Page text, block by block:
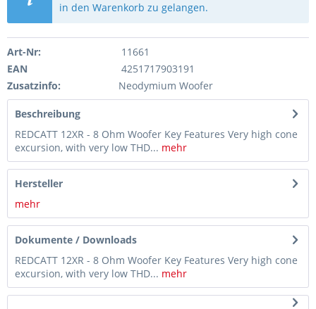
in den Warenkorb zu gelangen.
Art-Nr:
11661
EAN
4251717903191
Zusatzinfo:
Neodymium Woofer
Beschreibung
REDCATT 12XR - 8 Ohm Woofer Key Features Very high cone
excursion, with very low THD... mehr
Hersteller
mehr
Dokumente / Downloads
REDCATT 12XR - 8 Ohm Woofer Key Features Very high cone
excursion, with very low THD... mehr